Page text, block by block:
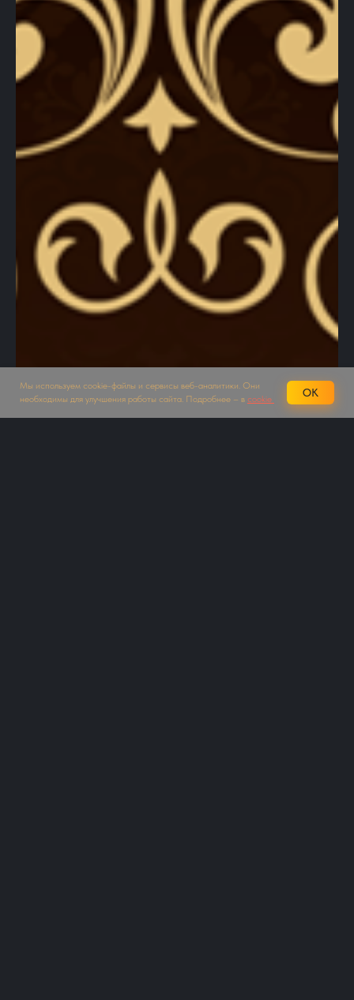
Мы используем cookie-файлы и сервисы веб-аналитики. Они
необходимы для улучшения работы сайта. Подробнее – в cookie
OK